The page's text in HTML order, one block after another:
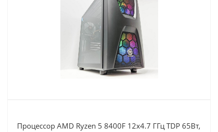
Процессор AMD Ryzen 5 8400F 12x4.7 ГГц TDP 65Вт,